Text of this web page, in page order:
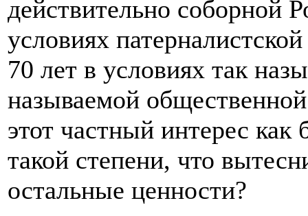
действительно соборной
условиях
70 лет в условиях так
называемой
этот частный интерес как
такой степени, что
остальные ценности?